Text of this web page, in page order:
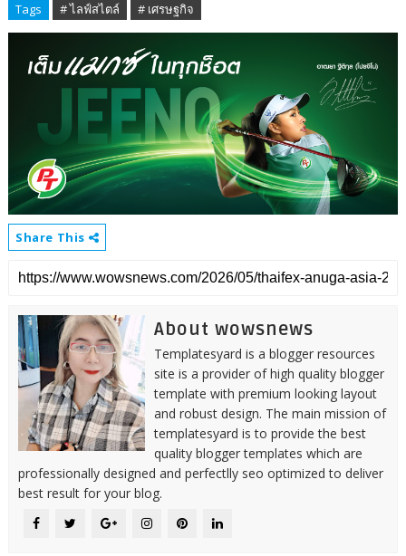
Tags # ไลฟ์สไตล์ # เศรษฐกิจ
Share This
About wowsnews
Templatesyard is a blogger resources
site is a provider of high quality blogger
template with premium looking layout
and robust design. The main mission of
templatesyard is to provide the best
quality blogger templates which are
professionally designed and perfectlly seo optimized to deliver
best result for your blog.